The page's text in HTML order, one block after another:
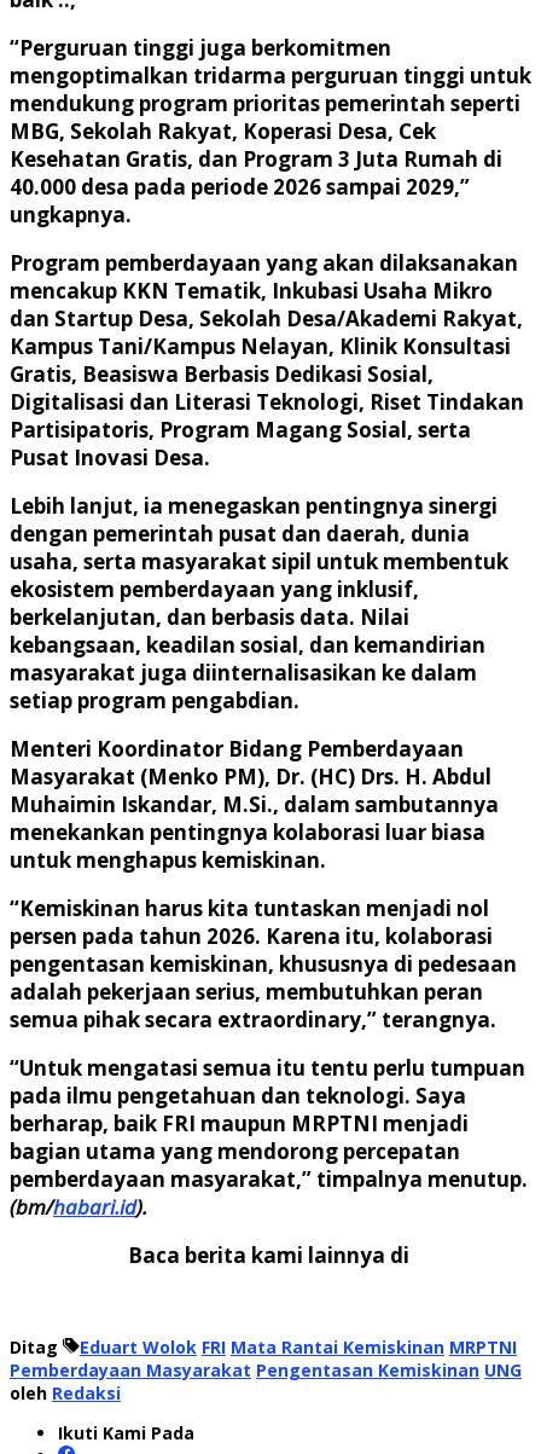
“Perguruan tinggi juga berkomitmen
mengoptimalkan tridarma perguruan tinggi untuk
mendukung program prioritas pemerintah seperti
MBG, Sekolah Rakyat, Koperasi Desa, Cek
Kesehatan Gratis, dan Program 3 Juta Rumah di
40.000 desa pada periode 2026 sampai 2029,”
ungkapnya.
Program pemberdayaan yang akan dilaksanakan
mencakup KKN Tematik, Inkubasi Usaha Mikro
dan Startup Desa, Sekolah Desa/Akademi Rakyat,
Kampus Tani/Kampus Nelayan, Klinik Konsultasi
Gratis, Beasiswa Berbasis Dedikasi Sosial,
Digitalisasi dan Literasi Teknologi, Riset Tindakan
Partisipatoris, Program Magang Sosial, serta
Pusat Inovasi Desa.
Lebih lanjut, ia menegaskan pentingnya sinergi
dengan pemerintah pusat dan daerah, dunia
usaha, serta masyarakat sipil untuk membentuk
ekosistem pemberdayaan yang inklusif,
berkelanjutan, dan berbasis data. Nilai
kebangsaan, keadilan sosial, dan kemandirian
masyarakat juga diinternalisasikan ke dalam
setiap program pengabdian.
Menteri Koordinator Bidang Pemberdayaan
Masyarakat (Menko PM), Dr. (HC) Drs. H. Abdul
Muhaimin Iskandar, M.Si., dalam sambutannya
menekankan pentingnya kolaborasi luar biasa
untuk menghapus kemiskinan.
“Kemiskinan harus kita tuntaskan menjadi nol
persen pada tahun 2026. Karena itu, kolaborasi
pengentasan kemiskinan, khususnya di pedesaan
adalah pekerjaan serius, membutuhkan peran
semua pihak secara extraordinary,” terangnya.
“Untuk mengatasi semua itu tentu perlu tumpuan
pada ilmu pengetahuan dan teknologi. Saya
berharap, baik FRI maupun MRPTNI menjadi
bagian utama yang mendorong percepatan
pemberdayaan masyarakat,” timpalnya menutup.
(bm/habari.id).
Baca berita kami lainnya di
Ditag Eduart Wolok FRI Mata Rantai Kemiskinan MRPTNI
Pemberdayaan Masyarakat Pengentasan Kemiskinan UNG
oleh Redaksi
Ikuti Kami Pada